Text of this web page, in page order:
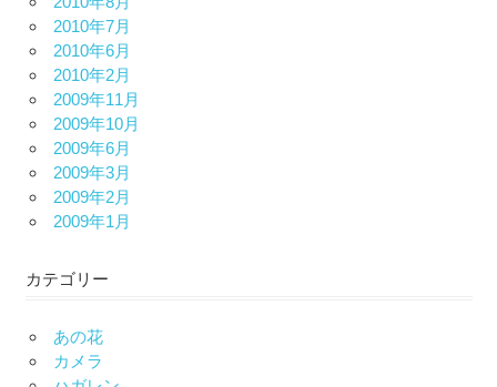
2010年7月
2010年6月
2010年2月
2009年11月
2009年10月
2009年6月
2009年3月
2009年2月
2009年1月
カテゴリー
あの花
カメラ